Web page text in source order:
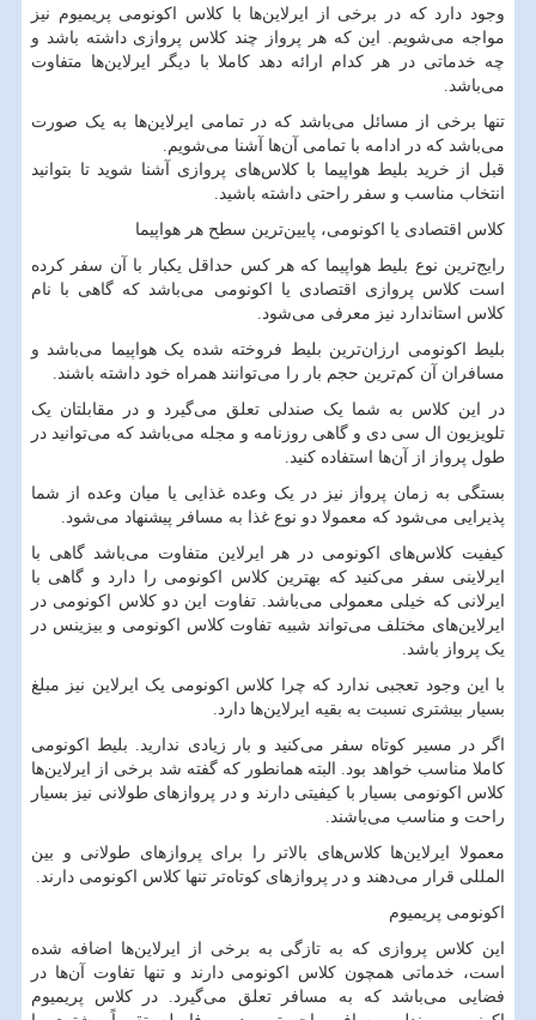
وجود دارد که در برخی از ایرلاین‌ها با کلاس اکونومی پریمیوم نیز
مواجه می‌شویم. این که هر پرواز چند کلاس پروازی داشته باشد و
چه خدماتی در هر کدام ارائه دهد کاملا با دیگر ایرلاین‌ها متفاوت
می‌باشد.
تنها برخی از مسائل می‌باشد که در تمامی ایرلاین‌ها به یک صورت
می‌باشد که در ادامه با تمامی آن‌ها آشنا می‌شویم.
قبل از خرید بلیط هواپیما با کلاس‌های پروازی آشنا شوید تا بتوانید
انتخاب مناسب و سفر راحتی داشته باشید.
کلاس اقتصادی یا اکونومی، پایین‌ترین سطح هر هواپیما
رایج‌ترین نوع بلیط هواپیما که هر کس حداقل یکبار با آن سفر کرده
است کلاس پروازی اقتصادی یا اکونومی می‌باشد که گاهی با نام
کلاس استاندارد نیز معرفی می‌شود.
بلیط اکونومی ارزان‌ترین بلیط فروخته شده یک هواپیما می‌باشد و
مسافران آن کم‌ترین حجم بار را می‌توانند همراه خود داشته باشند.
در این کلاس به شما یک صندلی تعلق می‌گیرد و در مقابلتان یک
تلویزیون ال سی دی و گاهی روزنامه و مجله می‌باشد که می‌توانید در
طول پرواز از آن‌ها استفاده کنید.
بستگی به زمان پرواز نیز در یک وعده غذایی یا میان وعده از شما
پذیرایی می‌شود که معمولا دو نوع غذا به مسافر پیشنهاد می‌شود.
کیفیت کلاس‌های اکونومی در هر ایرلاین متفاوت می‌باشد گاهی با
ایرلاینی سفر می‌کنید که بهترین کلاس اکونومی را دارد و گاهی با
ایرلانی که خیلی معمولی می‌باشد. تفاوت این دو کلاس اکونومی در
ایرلاین‌های مختلف می‌تواند شبیه تفاوت کلاس اکونومی و بیزینس در
یک پرواز باشد.
با این وجود تعجبی ندارد که چرا کلاس اکونومی یک ایرلاین نیز مبلغ
بسیار بیشتری نسبت به بقیه ایرلاین‌ها دارد.
اگر در مسیر کوتاه سفر می‌کنید و بار زیادی ندارید. بلیط اکونومی
کاملا مناسب خواهد بود. البته همانطور که گفته شد برخی از ایرلاین‌ها
کلاس اکونومی بسیار با کیفیتی دارند و در پرواز‌های طولانی نیز بسیار
راحت و مناسب می‌باشند.
معمولا ایرلاین‌ها کلاس‌های بالاتر را برای پرواز‌های طولانی و بین
المللی قرار می‌دهند و در پرواز‌های کوتاه‌تر تنها کلاس اکونومی دارند.
اکونومی پریمیوم
این کلاس پروازی که به تازگی به برخی از ایرلاین‌ها اضافه شده
است، خدماتی همچون کلاس اکونومی دارند و تنها تفاوت آن‌ها در
فضایی می‌باشد که به مسافر تعلق می‌گیرد. در کلاس پریمیوم